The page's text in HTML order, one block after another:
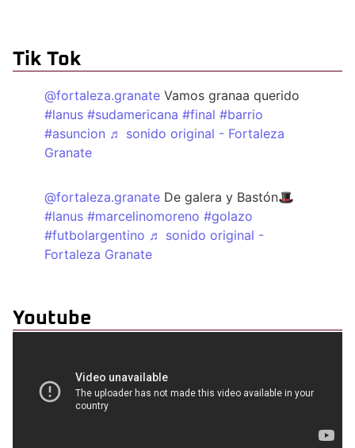
Tik Tok
@fortaleza.granate Vamos granaa querido
#lanus #sudamericana #final #barrio
#asuncion ♬ sonido original - Fortaleza
Granate
@fortaleza.granate De galera y Bastón🎩
#lanus #marcelinomoreno #golazo
#futbolargentino ♬ sonido original -
Fortaleza Granate
Youtube